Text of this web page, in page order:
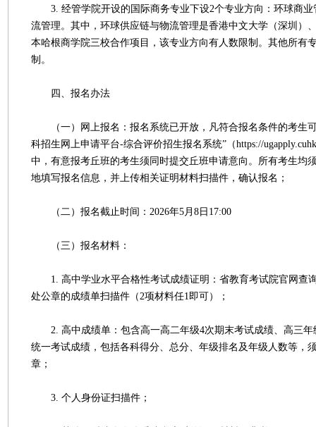
3. 经管学院开设的国际商务专业下设2个专业方向：环球商业
流管理。其中，环球供应链与物流管理是香港中文大学（深圳）
本哈根商学院三校合作项目，该专业方向有人数限制。其他所有
制。
四、报名办法
（一）网上报名：报名系统已开放，凡符合报名条件的考生
科招生网上申请平台-综合评价招生报名系统”（https://
中，有意报考丘班的考生须同时提交丘班申请意向。所有考生均
地填写报名信息，并上传相关证明材料扫描件，确认报名；
（二）报名截止时间：2026年5月8日17:00
（三）报名材料：
1. 高中学业水平合格性考试成绩证明：省教育考试院官网查
处公章的成绩单扫描件（2项材料任1即可）；
2. 高中成绩单：包含高一高二年级4次期末考试成绩、高三年
统一考试成绩，包括各科得分、总分、年级排名及年级人数等，
章；
3. 个人身份证扫描件；